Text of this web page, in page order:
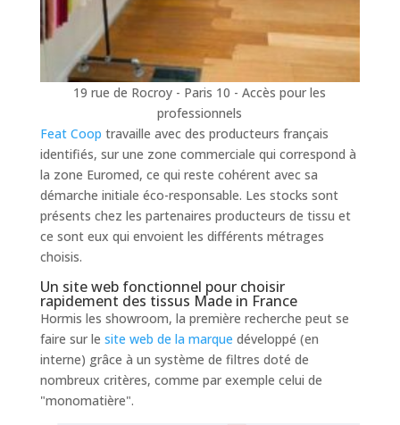
19 rue de Rocroy - Paris 10 - Accès pour les
professionnels
Feat Coop travaille avec des producteurs français
identifiés, sur une zone commerciale qui correspond à
la zone Euromed, ce qui reste cohérent avec sa
démarche initiale éco-responsable. Les stocks sont
présents chez les partenaires producteurs de tissu et
ce sont eux qui envoient les différents métrages
choisis.
Un site web fonctionnel pour choisir
rapidement des tissus Made in France
Hormis les showroom, la première recherche peut se
faire sur le site web de la marque développé (en
interne) grâce à un système de filtres doté de
nombreux critères, comme par exemple celui de
"monomatière".